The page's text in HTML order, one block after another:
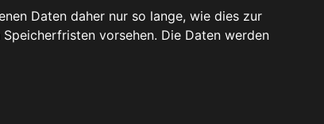
Daten daher nur so lange, wie dies zur
vorsehen. Die Daten werden